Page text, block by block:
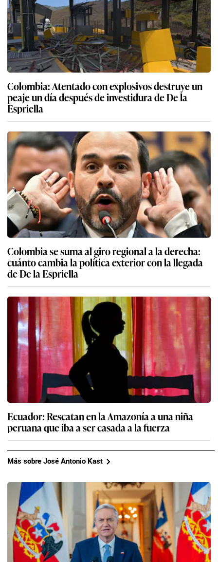
Colombia: Atentado con explosivos destruye un
peaje un día después de investidura de De la
Espriella
Colombia se suma al giro regional a la derecha:
cuánto cambia la política exterior con la llegada
de De la Espriella
Ecuador: Rescatan en la Amazonía a una niña
peruana que iba a ser casada a la fuerza
Más sobre José Antonio Kast